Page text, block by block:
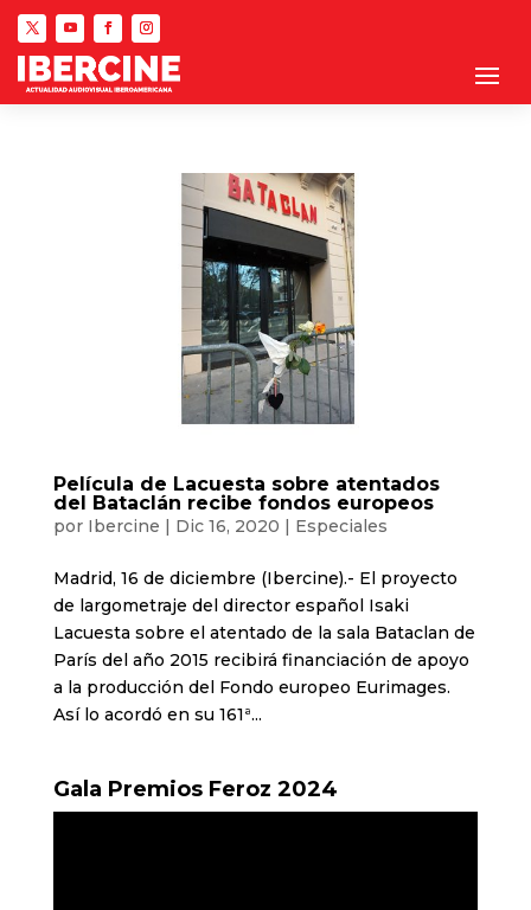
Película de Lacuesta sobre atentados
del Bataclán recibe fondos europeos
por Ibercine | Dic 16, 2020 | Especiales
Madrid, 16 de diciembre (Ibercine).- El proyecto
de largometraje del director español Isaki
Lacuesta sobre el atentado de la sala Bataclan de
París del año 2015 recibirá financiación de apoyo
a la producción del Fondo europeo Eurimages.
Así lo acordó en su 161ª...
Gala Premios Feroz 2024